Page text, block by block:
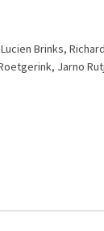
Brinks,
Jarno